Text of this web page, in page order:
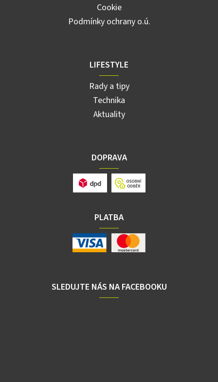
Cookie
Podmínky ochrany o.ú.
LIFESTYLE
Rady a tipy
Technika
Aktuality
DOPRAVA
PLATBA
SLEDUJTE NÁS NA FACEBOOKU